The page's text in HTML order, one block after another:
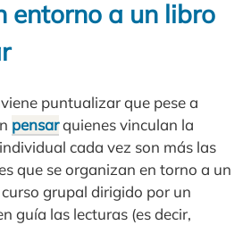
entorno a un libro
puntualizar que pese a
pensarquienes vinculan la
cada vez son más las
que se organizan en torno a un
grupal dirigido por un
guía las lecturas (es decir,